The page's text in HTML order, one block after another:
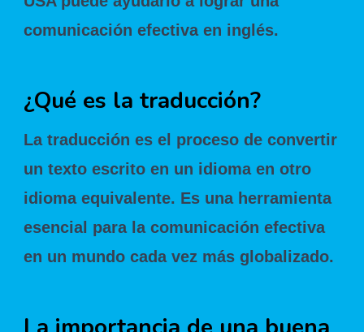
comunicación efectiva en inglés.
¿Qué es la traducción?
La traducción es el proceso de convertir
un texto escrito en un idioma en otro
idioma equivalente. Es una herramienta
esencial para la comunicación efectiva
en un mundo cada vez más globalizado.